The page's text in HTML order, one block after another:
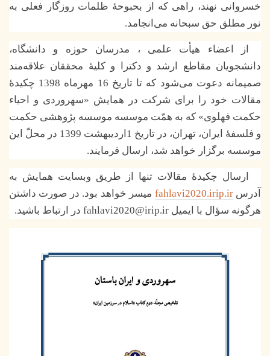
خسروانی نهند، راهی که از بحبوحۀ ظلمات روزگار فعلی به
نور مطلق حق سبحانه می‌انجامد.
از اعضاء هیأت علمی ، مدرسان حوزه و دانشگاه،
دانشجویان مقاطع ارشد و دکترا و کلیۀ محققان علاقه‌مند
صمیمانه دعوت می‌شود که تا تاریخ 16 مهرماه 1398 چکیدۀ
مقالات خود را برای شرکت در همایش «سهروردی و احیاء
حکمت فهلوی» که به همّت موسسه موسسه پژوهشی حکمت
و فلسفۀ ایران، تهران، در تاریخ 1اردیبهشت 1399 در محلّ این
موسسه برگزار خواهد شد، ارسال فرمایند.
ارسال چکیدۀ مقالات تنها از طریق وبسایت همایش به
آدرسfahlavi2020.irip.ir میسر خواهد بود. در صورت داشتن
هرگونه سؤال با ایمیل fahlavi2020@irip.ir در ارتباط باشید.